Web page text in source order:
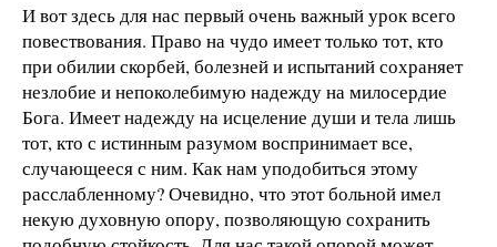
И вот здесь для нас первый очень важный урок всего
повествования. Право на чудо имеет только тот, кто
при обилии скорбей, болезней и испытаний сохраняет
незлобие и непоколебимую надежду на милосердие
Бога. Имеет надежду на исцеление души и тела лишь
тот, кто с истинным разумом воспринимает все,
случающееся с ним. Как нам уподобиться этому
расслабленному? Очевидно, что этот больной имел
некую духовную опору, позволяющую сохранить